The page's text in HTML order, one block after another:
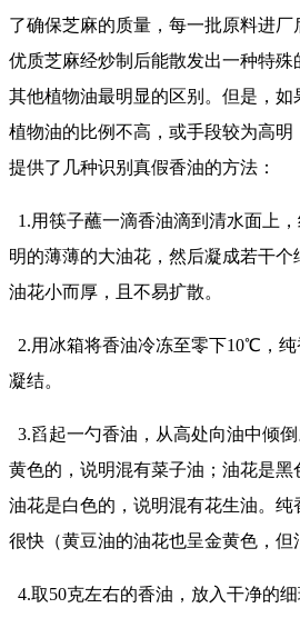
了确保芝麻的质量，每一批原料进厂
优质芝麻经炒制后能散发出一种特
其他植物油最明显的区别。但是，
植物油的比例不高，或手段较为高
提供了几种识别真假香油的方法：
1.用筷子蘸一滴香油滴到清水面上
明的薄薄的大油花，然后凝成若干
油花小而厚，且不易扩散。
2.用冰箱将香油冷冻至零下10℃，
凝结。
3.舀起一勺香油，从高处向油中倾
黄色的，说明混有菜子油；油花是黑
油花是白色的，说明混有花生油。
很快（黄豆油的油花也呈金黄色，但
4.取50克左右的香油，放入干净的